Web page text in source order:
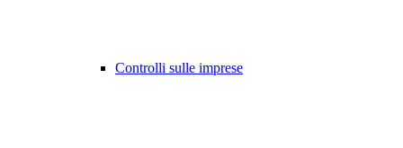
Controlli sulle imprese